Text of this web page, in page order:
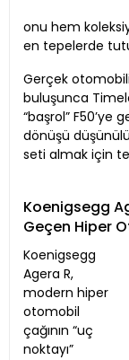
onu hem
en tepelerde
Gerçek
buluşunca
“başrol” F50’ye
dönüşü
seti almak için
Koenigsegg
Geçen Hiper
Koenigsegg
Agera R,
modern hiper
otomobil
çağının “uç
noktayı”